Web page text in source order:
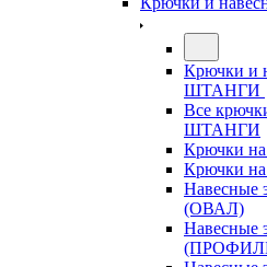
Крючки и
ШТАНГИ
Все
ШТАНГИ
Крючки
Крючки
Навесные
(ОВАЛ)
Навесные